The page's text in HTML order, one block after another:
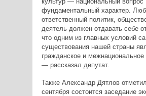
фундаментальный характер.
ответственный политик,
деятель должен отдавать себе
что одним из главных условий
существования нашей страны
гражданское и межнациональное
— рассказал депутат.
Также Александр Дятлов
сентября состоится заседание